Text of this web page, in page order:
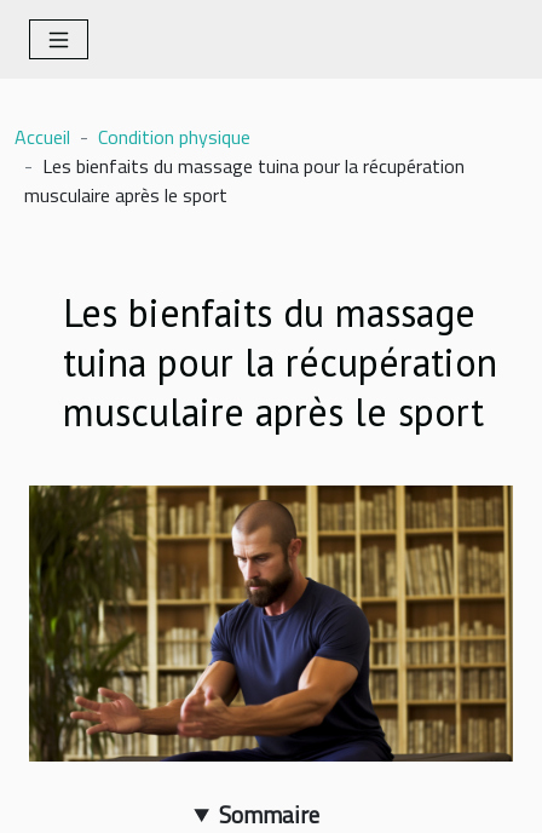
Accueil
Condition physique
Les bienfaits du massage tuina pour la récupération
musculaire après le sport
Les bienfaits du massage
tuina pour la récupération
musculaire après le sport
Sommaire